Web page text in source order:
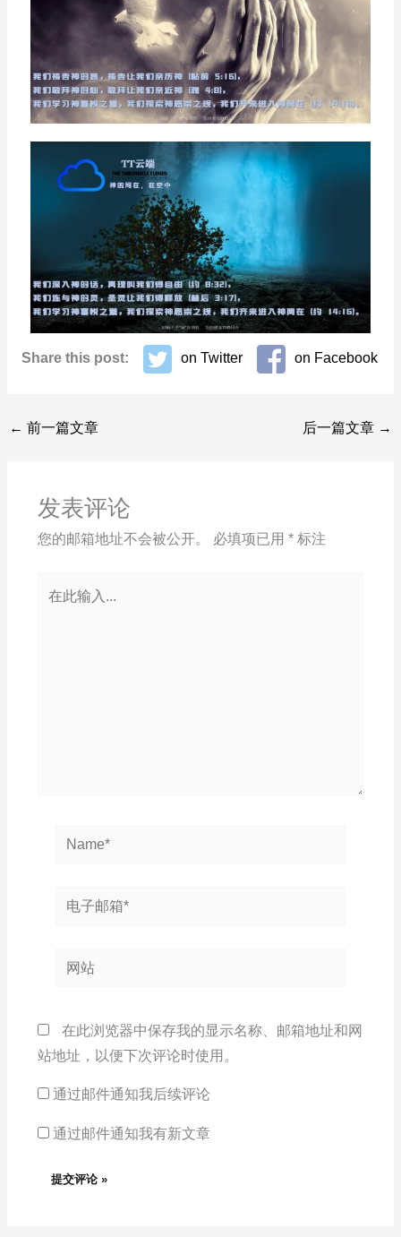
Share this post: on Twitter on Facebook
← 前一篇文章 后一篇文章 →
发表评论
您的邮箱地址不会被公开。 必填项已用 *标注
Name*
电
箱
网
在此浏览器中保存我的显示名称、邮箱地址和网
站地址，以便下次评论时使用。
通过邮件通知我后续评论
通过邮件通知我有新文章